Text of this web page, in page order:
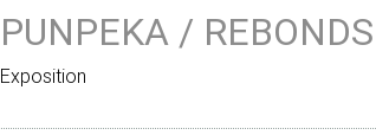
PUNPEKA / REBONDS
Exposition